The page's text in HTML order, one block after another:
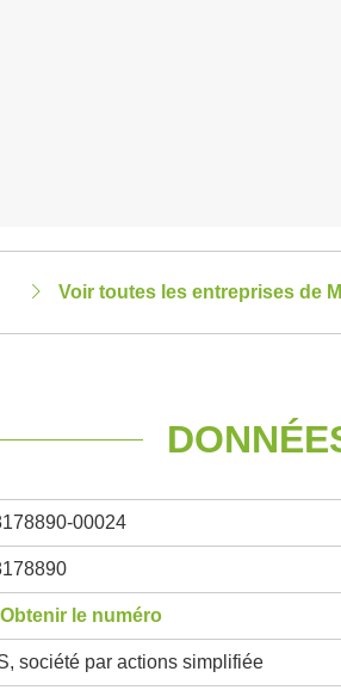
Voir toutes les entreprises de
00024
Obtenir le numéro
société par actions simplifiée